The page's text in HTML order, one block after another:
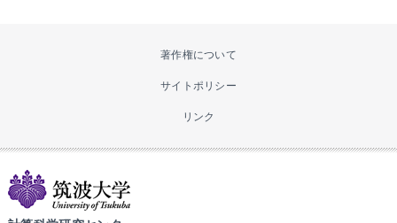
著作権について
サイトポリシー
リンク